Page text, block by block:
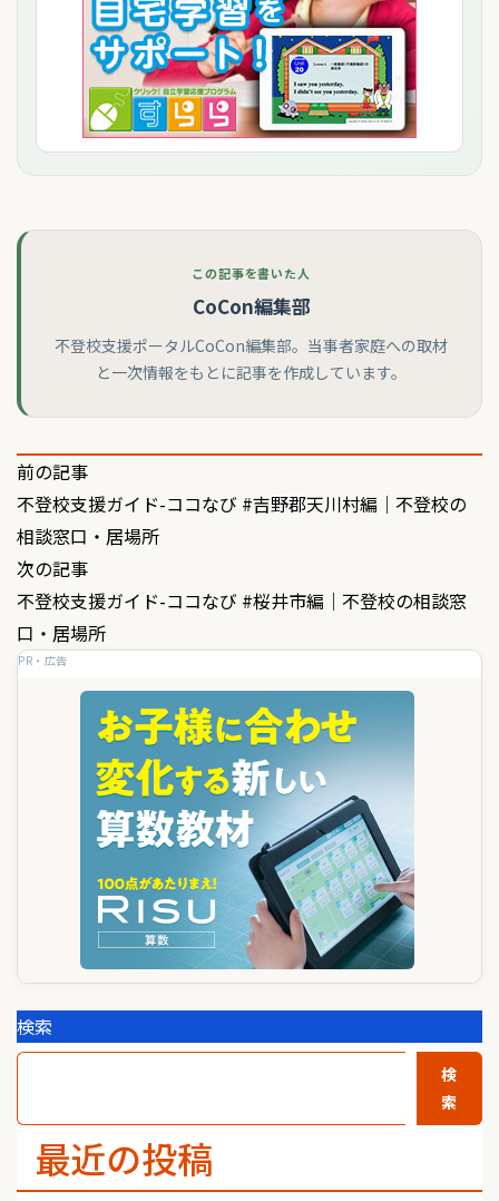
この記事を書いた人
CoCon編集部
不登校支援ポータルCoCon編集部。当事者家庭への取材
と一次情報をもとに記事を作成しています。
投
稿
ナ
ビ
ゲ
前の記事
不登校支援ガイド-ココなび #吉野郡天川村編｜不登校の
相談窓口・居場所
次の記事
不登校支援ガイド-ココなび #桜井市編｜不登校の相談窓
口・居場所
PR・広告
検索
検
索
最近の投稿